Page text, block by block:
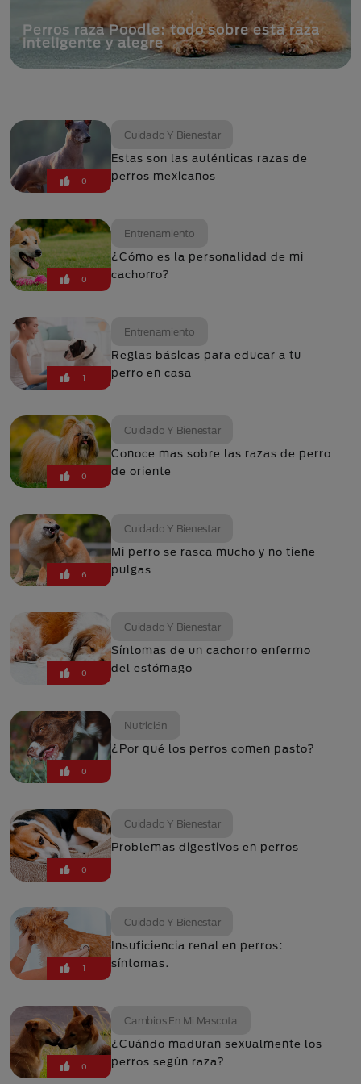
Perros raza Poodle: todo sobre esta raza
inteligente y alegre
0
Cuidado Y Bienestar
Estas son las auténticas razas de
perros mexicanos
0
Entrenamiento
¿Cómo es la personalidad de mi
cachorro?
1
Entrenamiento
Reglas básicas para educar a tu
perro en casa
0
Cuidado Y Bienestar
Conoce mas sobre las razas de perro
de oriente
6
Cuidado Y Bienestar
Mi perro se rasca mucho y no tiene
pulgas
0
Cuidado Y Bienestar
Síntomas de un cachorro enfermo
del estómago
0
Nutrición
¿Por qué los perros comen pasto?
0
Cuidado Y Bienestar
Problemas digestivos en perros
1
Cuidado Y Bienestar
Insuficiencia renal en perros:
síntomas.
0
Cambios En Mi Mascota
¿Cuándo maduran sexualmente los
perros según raza?